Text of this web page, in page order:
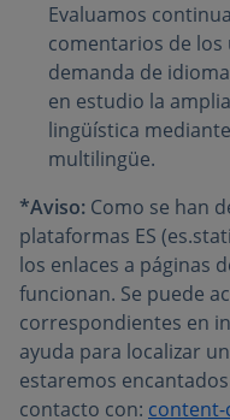
Evaluamos
comentarios de
demanda de
en estudio la
lingüística
multilingüe.
*Aviso: Como se han
plataformas ES
los enlaces a páginas
funcionan. Se puede
correspondientes en
ayuda para localizar
estaremos
contacto con: content-